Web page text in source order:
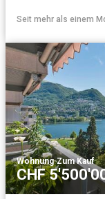
Seit mehr als einem
Wohnung·Zum Kauf
CHF